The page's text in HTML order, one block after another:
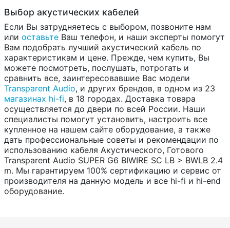
Выбор акустических кабелей
Если Вы затрудняетесь с выбором, позвоните нам
или оставьте Ваш телефон, и наши эксперты помогут
Вам подобрать лучший акустический кабель по
характеристикам и цене. Прежде, чем купить, Вы
можете посмотреть, послушать, потрогать и
сравнить все, заинтересовавшие Вас модели
Transparent Audio, и других брендов, в одном из 23
магазинах hi-fi, в 18 городах. Доставка товара
осуществляется до двери по всей России. Наши
специалисты помогут установить, настроить все
купленное на нашем сайте оборудование, а также
дать профессиональные советы и рекомендации по
использованию кабеля Акустического, Готового
Transparent Audio SUPER G6 BIWIRE SC LB > BWLB 2.4
m. Мы гарантируем 100% сертификацию и сервис от
производителя на данную модель и все hi-fi и hi-end
оборудование.